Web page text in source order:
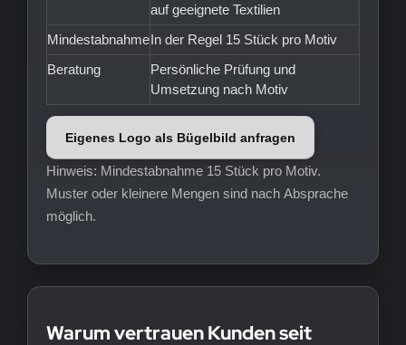
auf geeignete Textilien
MindestabnahmeIn der Regel 15 Stück pro Motiv
Beratung
Persönliche Prüfung und
Umsetzung nach Motiv
Eigenes Logo als Bügelbild anfragen
Hinweis: Mindestabnahme 15 Stück pro Motiv.
Muster oder kleinere Mengen sind nach Absprache
möglich.
Warum vertrauen Kunden seit